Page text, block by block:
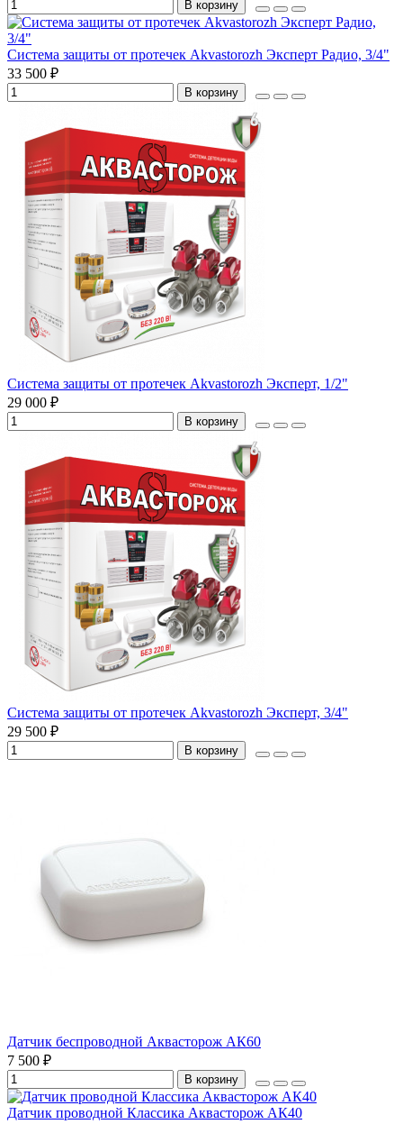
В корзину
Система защиты от протечек Akvastorozh Эксперт Радио, 3/4"
33 500 ₽
В корзину
Система защиты от протечек Akvastorozh Эксперт, 1/2"
29 000 ₽
В корзину
Система защиты от протечек Akvastorozh Эксперт, 3/4"
29 500 ₽
В корзину
Датчик беспроводной Аквасторож АК60
7 500 ₽
В корзину
Датчик проводной Классика Аквасторож АК40